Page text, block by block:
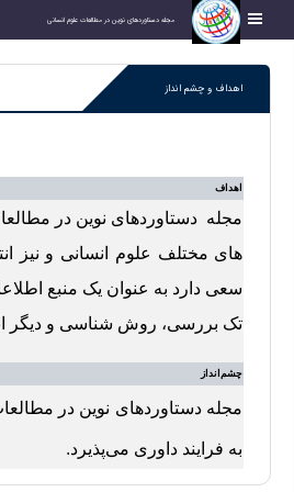
مجله دستاوردهای نوین در مطالعات علوم انسانی
اهداف و چشم انداز
اهداف
مجله دستاوردهای نوین در
های مختلف علوم انسانی و نیز
سعی دارد به عنوان یک منبع
تک بررسی، روش شناسی و دیگر
چشم‌انداز
مجله دستاوردهای نوین در
به فرایند داوری می‌پذیرد.